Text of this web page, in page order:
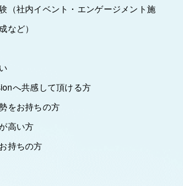
（社内イベント・エンゲージメント施
など）
へ共感して頂ける方
をお持ちの方
高い方
持ちの方